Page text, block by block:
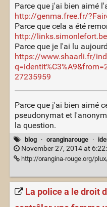
Parce que j'ai bien aimé
http://genma.free.fr/
Parce que cela a été
http://
Parce que je l'ai lu
https://www.shaarli.fr/
27235959
Parce que j'ai bien aimé
pseudonymat et
la question.
blog · oranginarouge ·
November 27, 2014 at
http://orangina-rouge.org/plux/index.php?article17/
La police a le droit